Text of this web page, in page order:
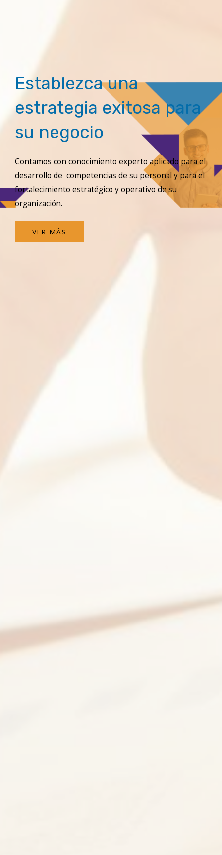
Establezca una
estrategia exitosa para
su negocio
Contamos con conocimiento experto aplicado para el
desarrollo de competencias de su personal y para el
fortalecimiento estratégico y operativo de su
organización.
VER MÁS